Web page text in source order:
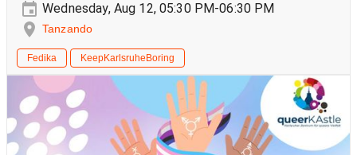
Wednesday, Aug 12, 05:30 PM-06:30 PM
Tanzando
Fedika KeepKarlsruheBoring